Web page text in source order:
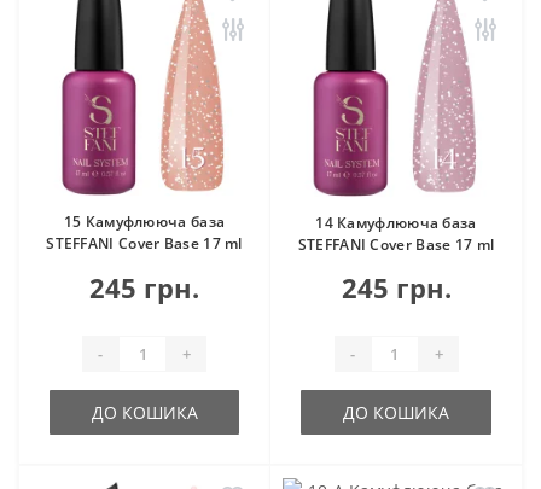
15 Камуфлююча база
STEFFANI Cover Base 17 ml
245 грн.
- +
ДО КОШИКА
14 Камуфлююча база
STEFFANI Cover Base 17 ml
245 грн.
- +
ДО КОШИКА